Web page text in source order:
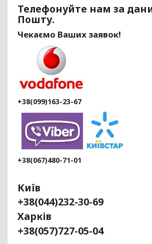
Телефонуйте нам за
Пошту.
Чекаємо Ваших заявок!
+38(099)163-23-67
+38(067)480-71-01
Київ
+38(044)232-30-69
Харків
+38(057)727-05-04